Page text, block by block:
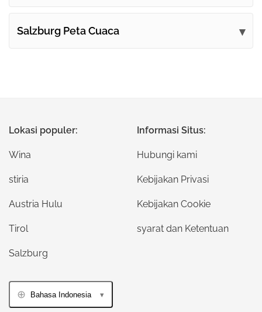
Salzburg Peta Cuaca
Lokasi populer:
Wina
stiria
Austria Hulu
Tirol
Salzburg
Informasi Situs:
Hubungi kami
Kebijakan Privasi
Kebijakan Cookie
syarat dan Ketentuan
Bahasa Indonesia